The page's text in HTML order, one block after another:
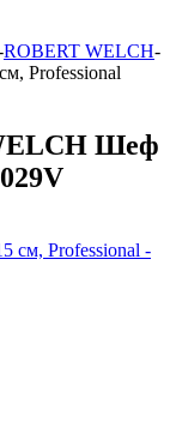
ROBERT WELCH-
Professional
Шеф